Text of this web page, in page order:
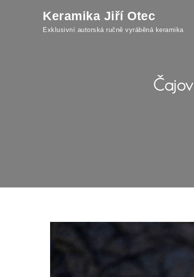
Keramika Jiří Otec
Exklusivní autorská ručně vyráběná keramika